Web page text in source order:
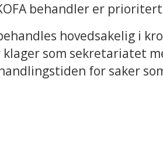
behandler er
hovedsakelig i
som sekretariatet
for saker